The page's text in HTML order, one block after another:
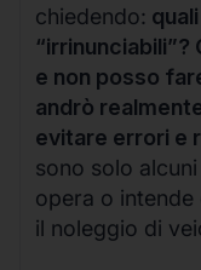
chiedendo:
e non posso
andrò
evitare errori e
sono solo
opera o
il noleggio di